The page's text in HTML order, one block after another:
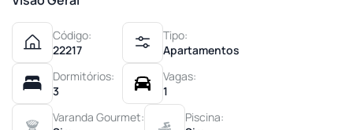
Código:
22217
Tipo:
Apartamentos
Dormitórios:
3
Vagas:
1
Varanda Gourmet:
Piscina: